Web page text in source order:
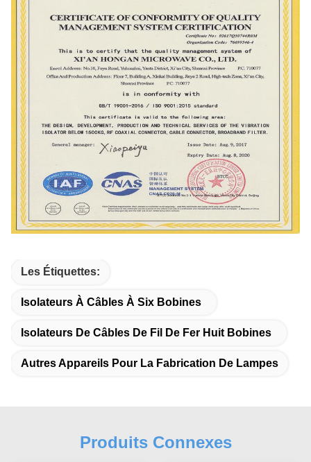
Les Étiquettes:
Isolateurs À Câbles À Six Bobines
Isolateurs De Câbles De Fil De Fer Huit Bobines
Autres Appareils Pour La Fabrication De Lampes
Produits Connexes